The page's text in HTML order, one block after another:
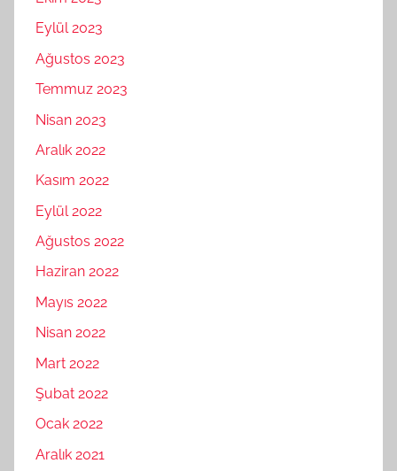
Eylül 2023
Ağustos 2023
Temmuz 2023
Nisan 2023
Aralık 2022
Kasım 2022
Eylül 2022
Ağustos 2022
Haziran 2022
Mayıs 2022
Nisan 2022
Mart 2022
Şubat 2022
Ocak 2022
Aralık 2021